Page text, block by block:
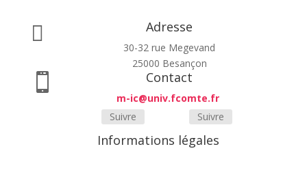
 Adresse
30-32 rue Megevand
25000 Besançon
 Contact
m-ic@univ.fcomte.fr
Suivre
Suivre
Informations légales